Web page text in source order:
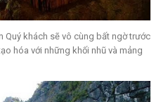
Quý khách sẽ vô cùng bất ngờ trước
hóa với những khối nhũ và mảng